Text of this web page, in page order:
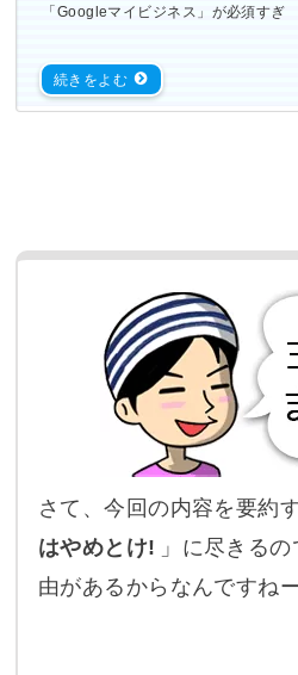
「Googleマイビジネス」が必須すぎ
さて、今回の内容を要約
はやめとけ! 」に尽きる
由があるからなんですねー